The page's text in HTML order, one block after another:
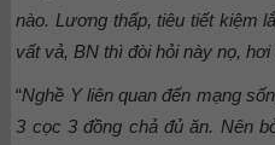
nào. Lương thấp, tiêu tiết kiệm
vất vả, BN thì đòi hỏi này nọ,
“Nghề Y liên quan đến mạng
3 cọc 3 đồng chả đủ ăn. Nên